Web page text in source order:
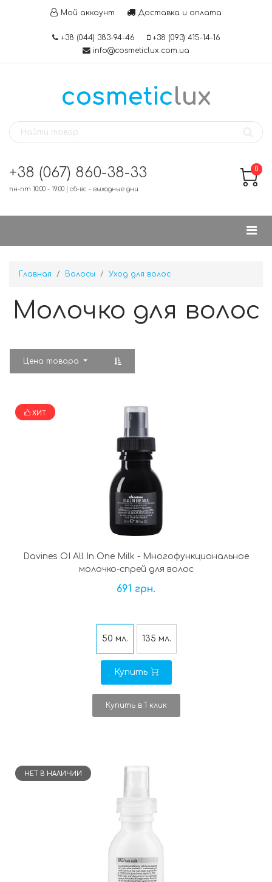
Мой аккаунт Доставка и оплата
+38 (044) 383-94-46
+38 (093) 415-14-16
info@cosmeticlux.com.ua
cosmeticlux
+38 (067) 860-38-33
пн-пт 10:00 - 19:00 | сб-вс - выходные дни
0
Главная Волосы Уход для волос
Молочко для волос
Цена товара
ХИТ
Davines OI All In One Milk - Многофункциональное
молочко-спрей для волос
691 грн.
50 мл. 135 мл.
Купить
Купить в 1 клик
НЕТ В НАЛИЧИИ